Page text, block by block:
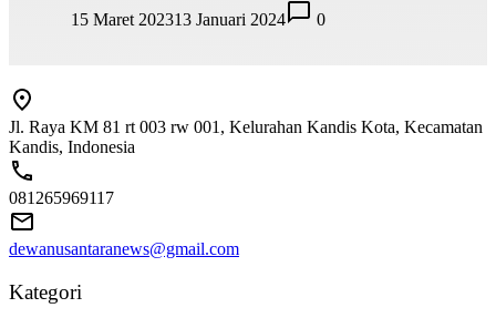
15 Maret 202313 Januari 2024 0
Jl. Raya KM 81 rt 003 rw 001, Kelurahan Kandis Kota, Kecamatan
Kandis, Indonesia
081265969117
dewanusantaranews@gmail.com
Kategori